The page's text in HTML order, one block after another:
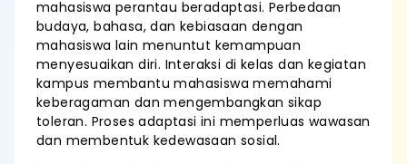
mahasiswa perantau beradaptasi. Perbedaan
budaya, bahasa, dan kebiasaan dengan
mahasiswa lain menuntut kemampuan
menyesuaikan diri. Interaksi di kelas dan kegiatan
kampus membantu mahasiswa memahami
keberagaman dan mengembangkan sikap
toleran. Proses adaptasi ini memperluas wawasan
dan membentuk kedewasaan sosial.